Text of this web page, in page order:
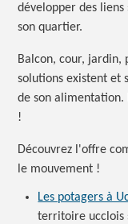
développer des
son quartier.
Balcon, cour,
solutions existent et
de son alimentation.
!
Découvrez l'offre
le mouvement !
Les potagers à
territoire ucclois